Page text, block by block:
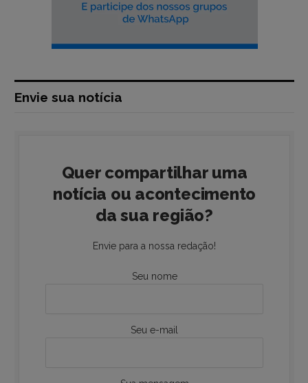
Envie sua notícia
Quer compartilhar uma
notícia ou acontecimento
da sua região?
Envie para a nossa redação!
Seu nome
Seu e-mail